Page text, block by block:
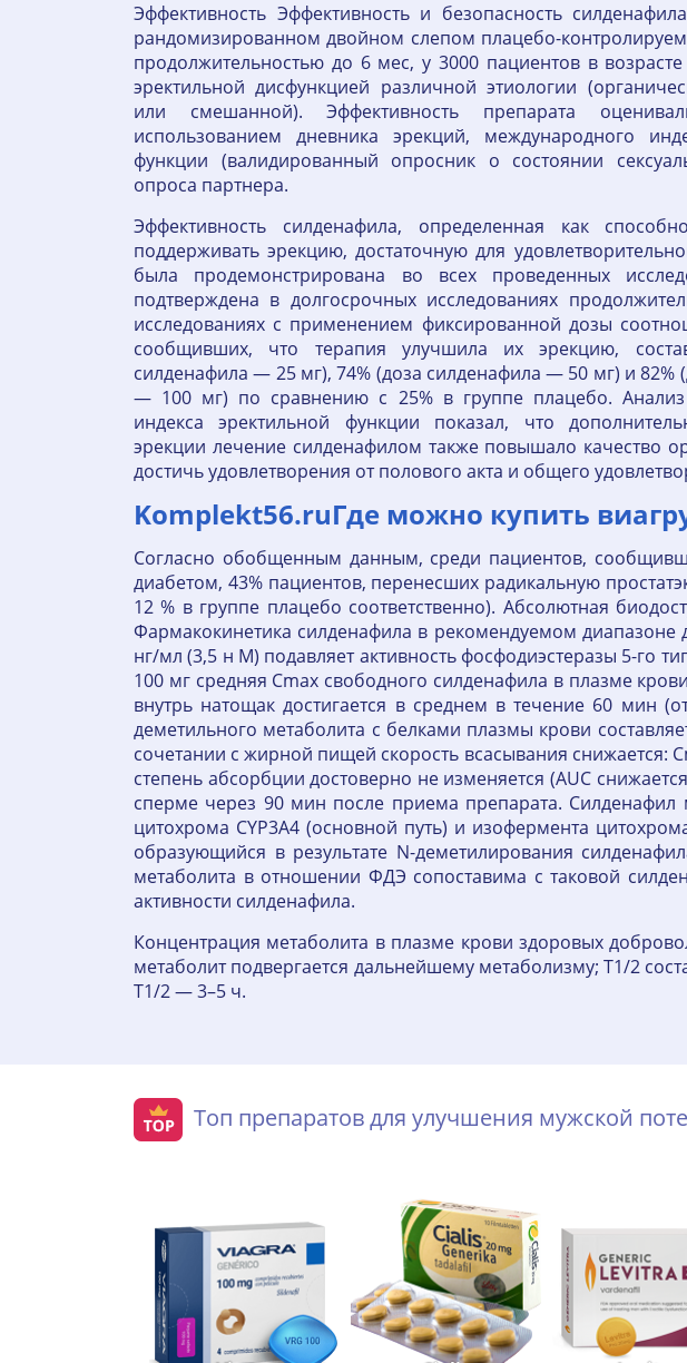
Эффективность Эффективность и безопасность
рандомизированном двойном слепом плацебо-
продолжительностью до 6 мес, у 3000 пациентов в
эректильной дисфункцией различной этиологии
или смешанной). Эффективность препарата
использованием дневника эрекций, международного
функции (валидированный опросник о состоянии
опроса партнера.
Эффективность силденафила, определенная как
поддерживать эрекцию, достаточную для
была продемонстрирована во всех проведенных
подтверждена в долгосрочных исследованиях
исследованиях с применением фиксированной дозы
сообщивших, что терапия улучшила их эрекцию,
силденафила — 25 мг), 74% (доза силденафила — 50 мг) и 82%
— 100 мг) по сравнению с 25% в группе плацебо. Анализ
индекса эректильной функции показал, что
эрекции лечение силденафилом также повышало качество
достичь удовлетворения от полового акта и общего
Komplekt56.ruГде можно купить
Согласно обобщенным данным, среди пациентов,
диабетом, 43% пациентов, перенесших радикальную
12 % в группе плацебо соответственно). Абсолютная
Фармакокинетика силденафила в рекомендуемом
нг/мл (3,5 н М) подавляет активность фосфодиэстеразы 5-го
100 мг средняя Cmax свободного силденафила в плазме
внутрь натощак достигается в среднем в течение 60 мин
деметильного метаболита с белками плазмы крови
сочетании с жирной пищей скорость всасывания снижается:
степень абсорбции достоверно не изменяется (AUC
сперме через 90 мин после приема препарата.
цитохрома CYP3A4 (основной путь) и изофермента
образующийся в результате N-деметилирования
метаболита в отношении ФДЭ сопоставима с таковой
активности силденафила.
Концентрация метаболита в плазме крови здоровых
метаболит подвергается дальнейшему метаболизму; T1/2
T1/2 — 3–5 ч.
Топ препаратов для улучшения мужской